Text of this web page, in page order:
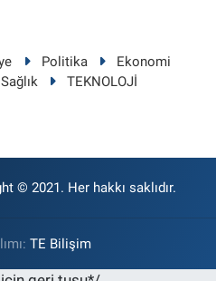
Politika
Ekonomi
Sağlık
TEKNOLOJİ
© 2021. Her hakkı saklıdır.
TE Bilişim